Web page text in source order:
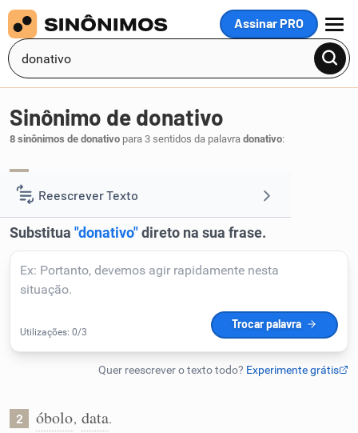
Assinar PRO
MENU
Reescrever Texto
Resumir Texto
Corrigir Texto
Detector de IA
Humanizador de IA
Sinônimo de donativo
8 sinônimos de donativo para 3 sentidos da palavra donativo:
2 óbolo, data.